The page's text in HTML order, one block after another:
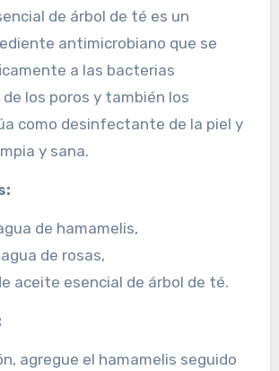
de árbol de té es un
antimicrobiano que se
a las bacterias
los poros y también los
como desinfectante de la piel y
y sana.
de hamamelis,
de rosas,
aceite esencial de árbol de té.
agregue el hamamelis seguido